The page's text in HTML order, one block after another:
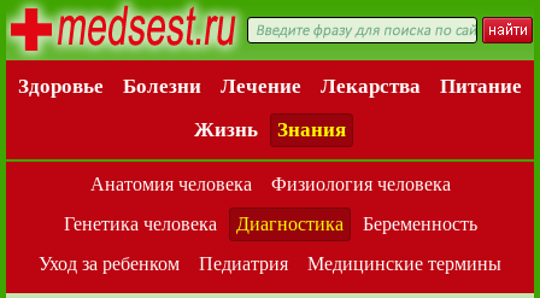
Здоровье Болезни Лечение Лекарства
Питание
Жизнь
Знания
Анатомия человека
Физиология человека
Генетика человека
Диагностика
Беременность
Уход за ребенком
Педиатрия Медицинские термины